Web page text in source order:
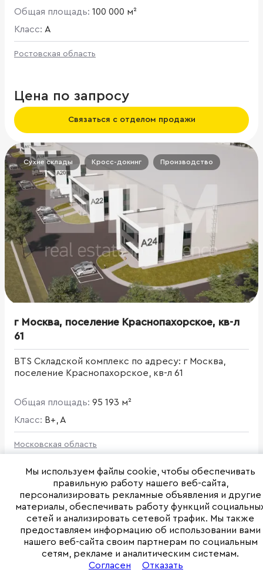
площадью 60,5 га
Общая площадь: 100 000 м²
Класс: A
Ростовская область
Цена по запросу
Связаться с отделом продажи
Сухие склады Кросс-докинг Производство
г Москва, поселение Краснопахорское, кв-л
61
BTS Складской комплекс по адресу: г Москва,
поселение Краснопахорское, кв-л 61
Общая площадь: 95 193 м²
Класс: B+, A
Московская область
от 65 833 335 ₽
Связаться с отделом продажи
Сухие склады Неотапливаемые склады Build-to-suit
Мы используем файлы cookie, чтобы обеспечивать
правильную работу нашего веб-сайта,
персонализировать рекламные объявления и другие
материалы, обеспечивать работу функций
сетей и анализировать сетевой трафик. Мы также
предоставляем информацию об использовании вами
нашего веб-сайта своим партнерам по социальным
сетям, рекламе и аналитическим системам.
Согласен
Отказать